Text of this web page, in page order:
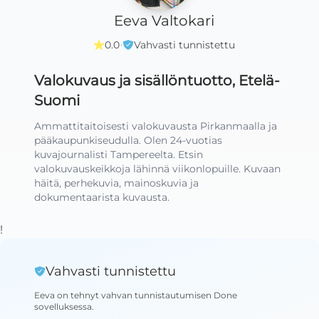
Eeva Valtokari
0.0· Vahvasti tunnistettu
Valokuvaus ja sisällöntuotto, Etelä-
Suomi
Ammattitaitoisesti valokuvausta Pirkanmaalla ja
pääkaupunkiseudulla. Olen 24-vuotias
kuvajournalisti Tampereelta. Etsin
valokuvauskeikkoja lähinnä viikonlopuille. Kuvaan
häitä, perhekuvia, mainoskuvia ja
dokumentaarista kuvausta.
!
Vahvasti tunnistettu
Eeva on tehnyt vahvan tunnistautumisen Done
sovelluksessa.